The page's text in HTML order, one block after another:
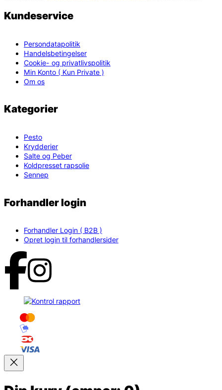
Kundeservice
Persondatapolitik
Handelsbetingelser
Cookie- og privatlivspolitik
Min Konto ( Kun Private )
Om os
Kategorier
Pesto
Krydderier
Salte og Peber
Koldpresset rapsolie
Sennep
Forhandler login
Forhandler Login ( B2B )
Opret login til forhandlersider